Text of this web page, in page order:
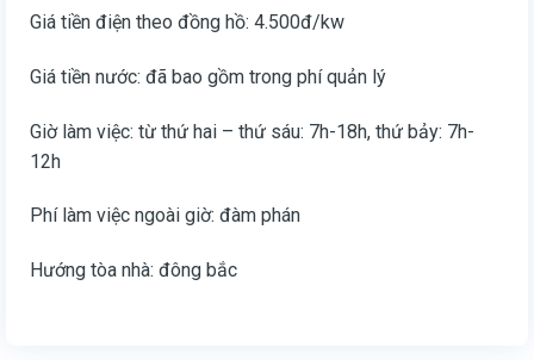
Giá tiền điện theo đồng hồ: 4.500đ/kw
Giá tiền nước: đã bao gồm trong phí quản lý
Giờ làm việc: từ thứ hai – thứ sáu: 7h-18h, thứ bảy: 7h-
12h
Phí làm việc ngoài giờ: đàm phán
Hướng tòa nhà: đông bắc